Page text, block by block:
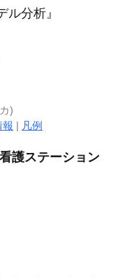
ル分析』
)
報 | 凡例
護ステーション